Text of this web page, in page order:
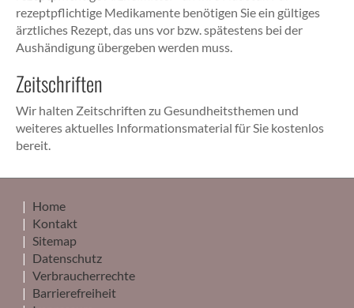
rezeptpflichtige Medikamente benötigen Sie ein gültiges
ärztliches Rezept, das uns vor bzw. spätestens bei der
Aushändigung übergeben werden muss.
Zeitschriften
Wir halten Zeitschriften zu Gesundheitsthemen und
weiteres aktuelles Informationsmaterial für Sie kostenlos
bereit.
Home
Kontakt
Sitemap
Datenschutz
Verbraucherrechte
Barrierefreiheit